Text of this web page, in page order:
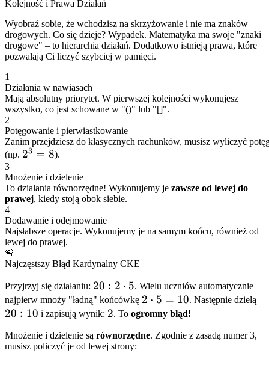
Kolejność i Prawa Działań
Wyobraź sobie, że wchodzisz na skrzyżowanie i nie ma znaków
drogowych. Co się dzieje? Wypadek. Matematyka ma swoje "znaki
drogowe" – to hierarchia działań. Dodatkowo istnieją prawa, które
pozwalają Ci liczyć szybciej w pamięci.
1
Działania w nawiasach
Mają absolutny priorytet. W pierwszej kolejności wykonujesz
wszystko, co jest schowane w "()" lub "[]".
2
Potęgowanie i pierwiastkowanie
Zanim przejdziesz do klasycznych rachunków, musisz wyliczyć
(np. 2^3
23 = 8).
3
Mnożenie i dzielenie
To działania równorzędne! Wykonujemy je zawsze od lewej do
prawej, kiedy stoją obok siebie.
4
Dodawanie i odejmowanie
Najsłabsze operacje. Wykonujemy je na samym końcu, również od
lewej do prawej.
🚨
Najczęstszy Błąd Kardynalny CKE
Przyjrzyj się działaniu: 20 : 2
\cdot
5
20 : 2 ⋅ 5. Wielu uczniów automatycznie
najpierw mnoży "ładną" końcówkę 2
\cdot
10
2 ⋅ 5 = 10. Następnie dzielą
20 : 10 i zapisują wynik: 2
2. To ogromny błąd!
Mnożenie i dzielenie są równorzędne. Zgodnie z zasadą numer 3,
musisz policzyć je od lewej strony: